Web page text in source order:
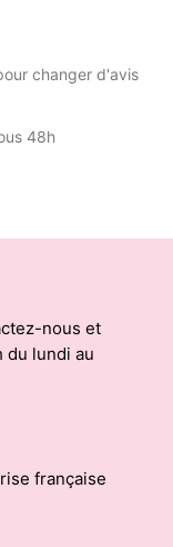
changer d'avis
48h
nous et
du lundi au
française